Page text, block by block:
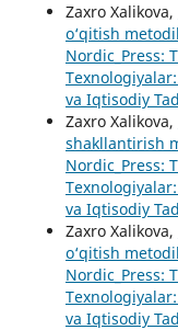
Zaxro Xalikova,
о‘qitish
Nordic_Press:
va Iqtisodiy
Zaxro Xalikova,
shakllantirish
Nordic_Press:
va Iqtisodiy
Zaxro Xalikova,
o‘qitish
Nordic_Press:
va Iqtisodiy